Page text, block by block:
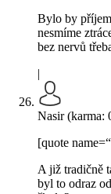
Bylo by
nesmíme
bez nervů
|
Nasir (karma:
[quote
A již tradičně
byl to odraz